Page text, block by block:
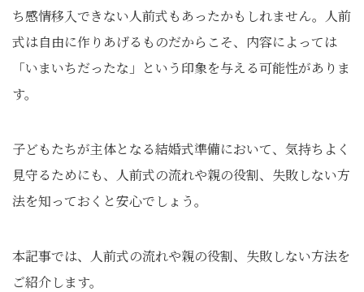
ち感情移入できない人前式もあったかもしれません。人前
式は自由に作りあげるものだからこそ、内容によっては
「いまいちだったな」という印象を与える可能性がありま
す。
子どもたちが主体となる結婚式準備において、気持ちよく
見守るためにも、人前式の流れや親の役割、失敗しない方
法を知っておくと安心でしょう。
本記事では、人前式の流れや親の役割、失敗しない方法を
ご紹介します。